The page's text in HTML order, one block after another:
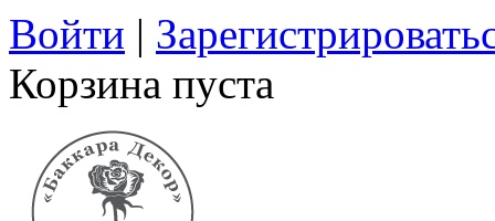
Войти |
Корзина пуста